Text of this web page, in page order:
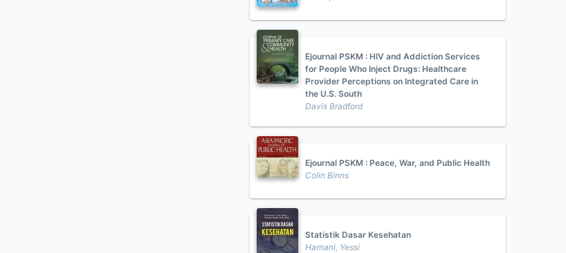
Ejournal PSKM : HIV and Addiction Services
for People Who Inject Drugs: Healthcare
Provider Perceptions on Integrated Care in
the U.S. South
Davis Bradford
Ejournal PSKM : Peace, War, and Public Health
Colin Binns
Statistik Dasar Kesehatan
Harnani, Yessi